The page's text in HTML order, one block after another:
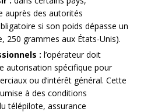
auprès des autorités
si son poids dépasse un
250 grammes aux États-Unis).
: l’opérateur doit
autorisation spécifique pour
ou d’intérêt général. Cette
à des conditions
télépilote, assurance